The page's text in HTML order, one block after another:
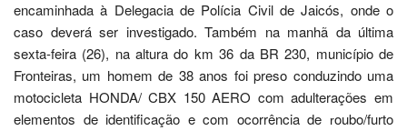
Paulo/SP.
A motocicleta apreendida e o preso foram encaminhados para a
Delegacia de Polícia Civil em Fronteiras. Ainda no mesmo dia,
no município de São Julião, também na BR-230, uma mulher foi
presa conduzindo uma motocicleta HONDA/CG 150 TITAN